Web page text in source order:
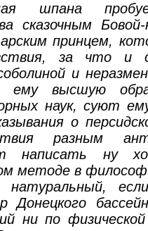
шпана
сказочным Бовой-
принцем,
за что и
и
ему высшую
наук, суют
о
разным
написать ну
методе в
Донецкого
ни по